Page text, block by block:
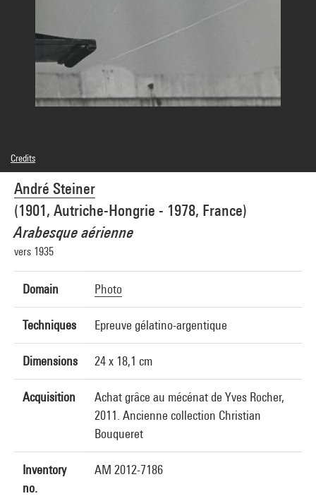
André Steiner
(1901, Autriche-Hongrie - 1978, France)
Arabesque aérienne
vers 1935
Domain Photo
Techniques Epreuve gélatino-argentique
Dimensions 24 x 18,1 cm
Acquisition
Achat grâce au mécénat de Yves Rocher,
2011. Ancienne collection Christian
Bouqueret
Inventory
no.
AM 2012-7186
Credits
© André Steiner
Photo credits : Centre Pompidou, MNAM-CCI/Samuel Kalika/Dist. GrandPalaisRmn
Image reference : 4N80438
Image presentation :GrandPalaisRmnPhoto